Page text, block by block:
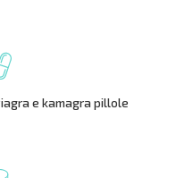
e kamagra pillole